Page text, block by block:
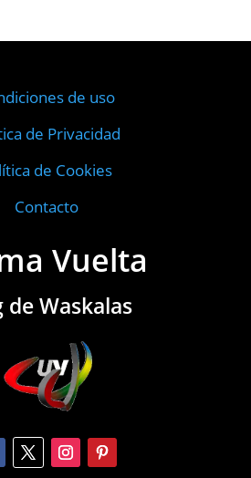
de uso
de Privacidad
de Cookies
Contacto
Vuelta
de Waskalas